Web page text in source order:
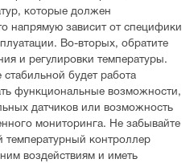
которые должен
напрямую зависит от специфики
Во-вторых, обратите
и регулировки температуры.
будет работа
функциональные возможности,
датчиков или возможность
мониторинга. Не забывайте
температурный контроллер
воздействиям и иметь